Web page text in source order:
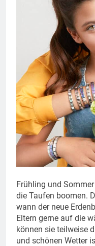
Frühling und
die Taufen boomen.
wann der neue
Eltern gerne auf die
können sie teilweise
und schönen Wetter